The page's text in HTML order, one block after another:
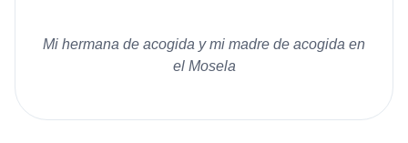
Mi hermana de acogida y mi madre de acogida en
el Mosela